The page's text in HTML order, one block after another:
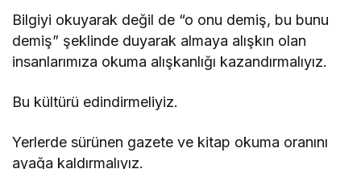
Bilgiyi okuyarak değil de “o onu demiş, bu bunu
demiş” şeklinde duyarak almaya alışkın olan
insanlarımıza okuma alışkanlığı kazandırmalıyız.
Bu kültürü edindirmeliyiz.
Yerlerde sürünen gazete ve kitap okuma oranını
ayağa kaldırmalıyız.